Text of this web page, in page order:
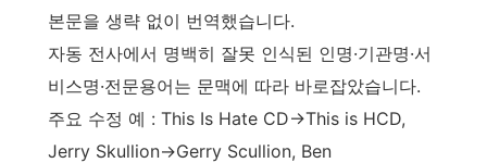
본문을 생략 없이 번역했습니다.
자동 전사에서 명백히 잘못 인식된 인명·기관명·서
비스명·전문용어는 문맥에 따라 바로잡았습니다.
주요 수정 예 : This Is Hate CD→This is HCD,
Jerry Skullion→Gerry Scullion, Ben